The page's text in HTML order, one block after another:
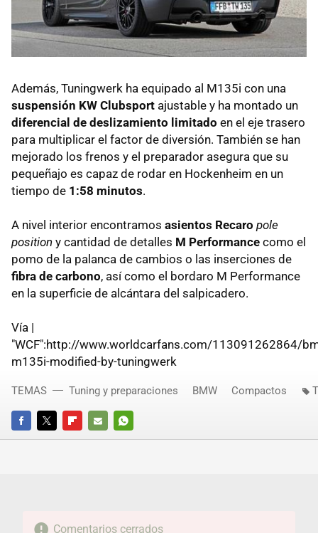
Además, Tuningwerk ha equipado al M135i con una
suspensión KW Clubsport ajustable y ha montado un
diferencial de deslizamiento limitado en el eje trasero
para multiplicar el factor de diversión. También se han
mejorado los frenos y el preparador asegura que su
pequeñajo es capaz de rodar en Hockenheim en un
tiempo de 1:58 minutos.
A nivel interior encontramos asientos Recaro pole
position y cantidad de detalles M Performance como el
pomo de la palanca de cambios o las inserciones de
fibra de carbono, así como el bordaro M Performance
en la superficie de alcántara del salpicadero.
Vía |
"WCF":http://www.worldcarfans.com/113091262864/
m135i-modified-by-tuningwerk
FACEBOOKTWITTERFLIPBOARD
E-
WHATSAPP
TEMAS Tuning y preparaciones BMW Compactos
Comentarios cerrados